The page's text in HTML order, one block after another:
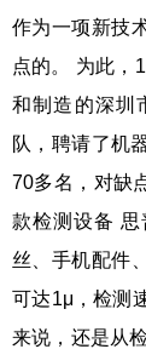
作为一项新技
点的。 为此，
和制造的深圳
队，聘请了机
70多名，对缺
款检测设备
丝、手机配件
可达1μ，检测
来说，还是从